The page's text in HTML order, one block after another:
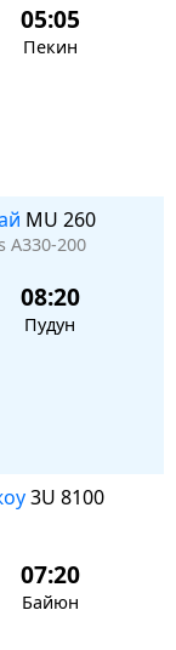
05:05
Пекин
MU 260
A330-200
08:20
Пудун
3U 8100
07:20
Байюн